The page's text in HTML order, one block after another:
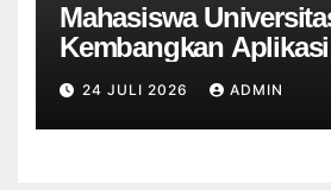
Mahasiswa
Kembangkan
Helpdesk untuk Divisi
Universitas Tangerang
24 JULI 2026 ADMIN